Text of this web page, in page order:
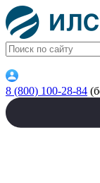
8 (800) 100-28-84